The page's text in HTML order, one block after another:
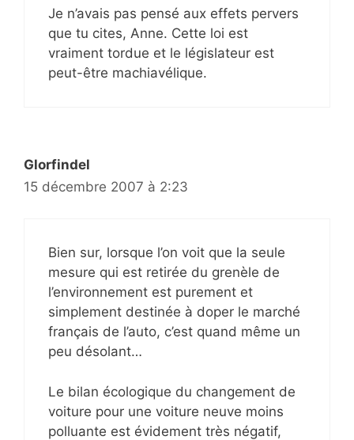
Je n’avais pas pensé aux effets pervers
que tu cites, Anne. Cette loi est
vraiment tordue et le législateur est
peut-être machiavélique.
Glorfindel
15 décembre 2007 à 2:23
Bien sur, lorsque l’on voit que la seule
mesure qui est retirée du grenèle de
l’environnement est purement et
simplement destinée à doper le marché
français de l’auto, c’est quand même un
peu désolant…
Le bilan écologique du changement de
voiture pour une voiture neuve moins
polluante est évidement très négatif,